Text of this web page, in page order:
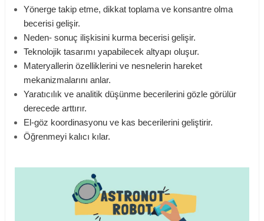
Yönerge takip etme, dikkat toplama ve konsantre olma
becerisi gelişir.
Neden- sonuç ilişkisini kurma becerisi gelişir.
Teknolojik tasarımı yapabilecek altyapı oluşur.
Materyallerin özelliklerini ve nesnelerin hareket
mekanizmalarını anlar.
Yaratıcılık ve analitik düşünme becerilerini gözle görülür
derecede arttırır.
El-göz koordinasyonu ve kas becerilerini geliştirir.
Öğrenmeyi kalıcı kılar.